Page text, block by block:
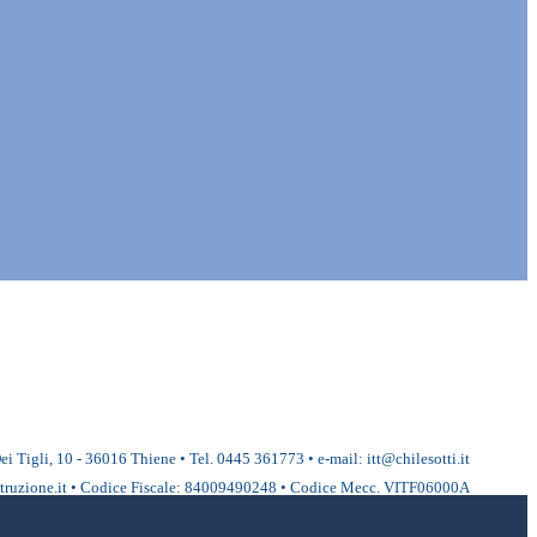
Tigli, 10 - 36016 Thiene • Tel. 0445 361773 • e-mail: itt@chilesotti.it
• Codice Fiscale: 84009490248 • Codice Mecc. VITF06000A